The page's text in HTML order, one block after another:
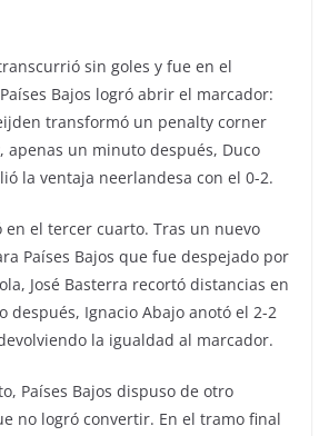
sin goles y fue en el
Bajos logró abrir el marcador:
transformó un penalty corner
apenas un minuto después, Duco
la ventaja neerlandesa con el 0-2.
en el tercer cuarto. Tras un nuevo
Países Bajos que fue despejado por
José Basterra recortó distancias en
después, Ignacio Abajo anotó el 2-2
la igualdad al marcador.
Países Bajos dispuso de otro
no logró convertir. En el tramo final